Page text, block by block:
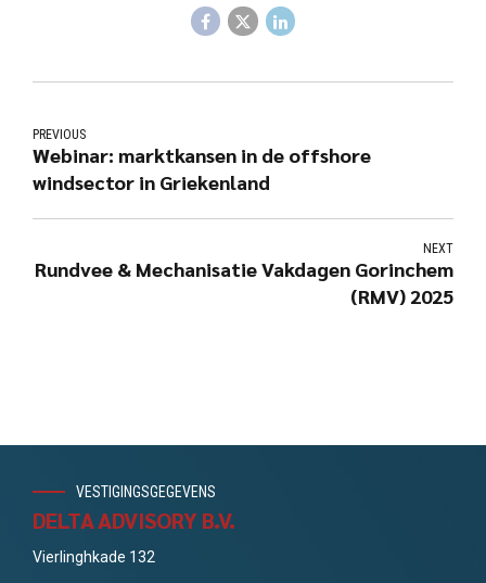
PREVIOUS
Webinar: marktkansen in de offshore
windsector in Griekenland
NEXT
Rundvee & Mechanisatie Vakdagen Gorinchem
(RMV) 2025
VESTIGINGSGEGEVENS
DELTA ADVISORY B.V.
Vierlinghkade 132